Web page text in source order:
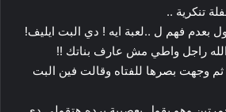
تنكرية ..
بعدم فهم ل ..لعبة ايه ! دي البت ايليف!
راجل واطي مش عارف بناتك !!
ثم وجهت بصرها للفتاه وقالت فين البت